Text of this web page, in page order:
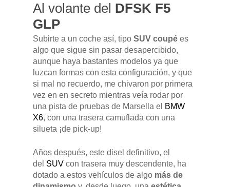
Al volante del DFSK F5
GLP
Subirte a un coche así, tipo SUV coupé es
algo que sigue sin pasar desapercibido,
aunque haya bastantes modelos ya que
luzcan formas con esta configuración, y que
si mal no recuerdo, me chivaron por primera
vez en en secreto mientras veía rodar por
una pista de pruebas de Marsella el BMW
X6, con una trasera camuflada con una
silueta ¡de pick-up!
Años después, este disel definitivo, el
del SUV con trasera muy descendente, ha
dotado a estos vehículos de algo más de